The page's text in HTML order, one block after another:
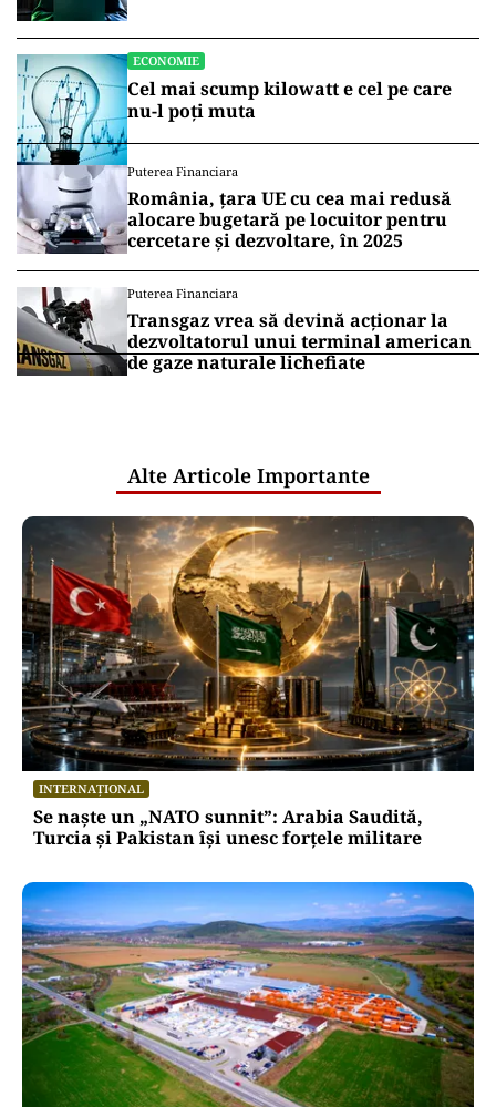
ECONOMIE
Cel mai scump kilowatt e cel pe care
nu-l poți muta
Puterea Financiara
România, țara UE cu cea mai redusă
alocare bugetară pe locuitor pentru
cercetare și dezvoltare, în 2025
Puterea Financiara
Transgaz vrea să devină acționar la
dezvoltatorul unui terminal american
de gaze naturale lichefiate
Alte Articole Importante
INTERNAȚIONAL
Se naște un „NATO sunnit”: Arabia Saudită,
Turcia și Pakistan își unesc forțele militare